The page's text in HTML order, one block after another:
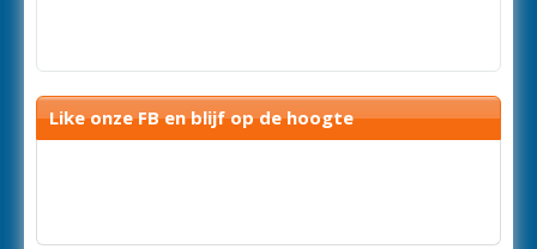
Like onze FB en blijf op de hoogte